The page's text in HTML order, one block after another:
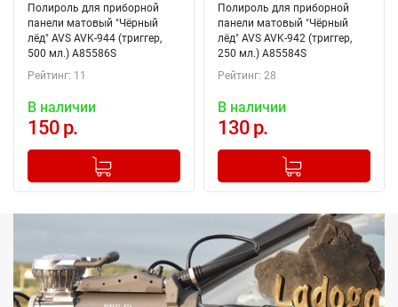
Полироль для приборной
панели матовый "Чёрный
лёд" AVS AVK-944 (триггер,
500 мл.) A85586S
Рейтинг: 11
В наличии
150 р.
+
Добавлено в корзину
Полироль для приборной
панели матовый "Чёрный
лёд" AVS AVK-942 (триггер,
250 мл.) A85584S
Рейтинг: 28
В наличии
130 р.
+
Добавлено в корзину